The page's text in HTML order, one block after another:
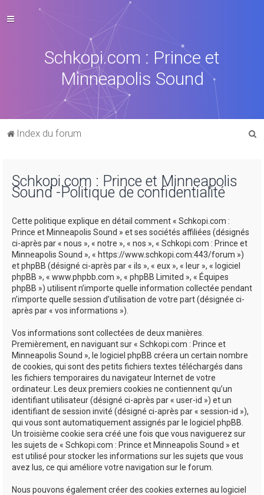
Schkopi.com : Prince et
Minneapolis Sound
Index du forum
Schkopi.com : Prince et Minneapolis
Sound -Politique de confidentialité
Cette politique explique en détail comment « Schkopi.com :
Prince et Minneapolis Sound » et ses sociétés affiliées (désignés
ci-après par « nous », « notre », « nos », « Schkopi.com : Prince et
Minneapolis Sound », « https://www.schkopi.com:443/forum »)
et phpBB (désigné ci-après par « ils », « eux », « leur », « logiciel
phpBB », « www.phpbb.com », « phpBB Limited », « Équipes
phpBB ») utilisent n’importe quelle information collectée pendant
n’importe quelle session d’utilisation de votre part (désignée ci-
après par « vos informations »).
Vos informations sont collectées de deux manières.
Premièrement, en naviguant sur « Schkopi.com : Prince et
Minneapolis Sound », le logiciel phpBB créera un certain nombre
de cookies, qui sont des petits fichiers textes téléchargés dans
les fichiers temporaires du navigateur Internet de votre
ordinateur. Les deux premiers cookies ne contiennent qu’un
identifiant utilisateur (désigné ci-après par « user-id ») et un
identifiant de session invité (désigné ci-après par « session-id »),
qui vous sont automatiquement assignés par le logiciel phpBB.
Un troisième cookie sera créé une fois que vous naviguerez sur
les sujets de « Schkopi.com : Prince et Minneapolis Sound » et
est utilisé pour stocker les informations sur les sujets que vous
avez lus, ce qui améliore votre navigation sur le forum.
Nous pouvons également créer des cookies externes au logiciel